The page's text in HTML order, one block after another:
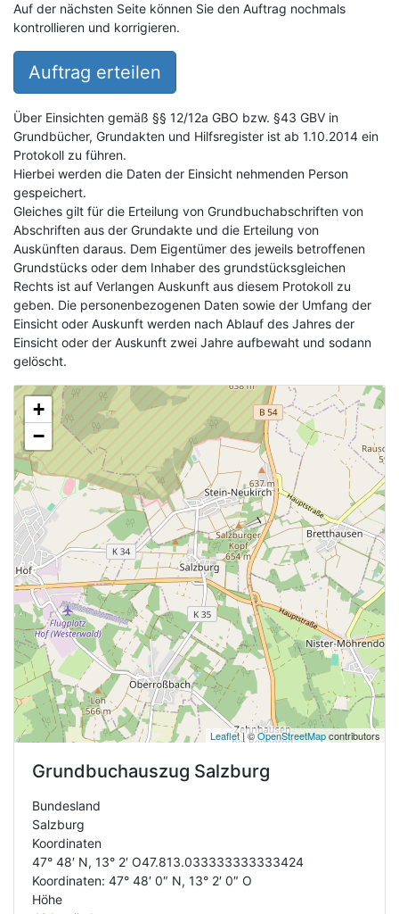
Auf der nächsten Seite können Sie den Auftrag nochmals
kontrollieren und korrigieren.
Auftrag erteilen
Über Einsichten gemäß §§ 12/12a GBO bzw. §43 GBV in
Grundbücher, Grundakten und Hilfsregister ist ab 1.10.2014 ein
Protokoll zu führen.
Hierbei werden die Daten der Einsicht nehmenden Person
gespeichert.
Gleiches gilt für die Erteilung von Grundbuchabschriften von
Abschriften aus der Grundakte und die Erteilung von
Auskünften daraus. Dem Eigentümer des jeweils betroffenen
Grundstücks oder dem Inhaber des grundstücksgleichen
Rechts ist auf Verlangen Auskunft aus diesem Protokoll zu
geben. Die personenbezogenen Daten sowie der Umfang der
Einsicht oder Auskunft werden nach Ablauf des Jahres der
Einsicht oder der Auskunft zwei Jahre aufbewaht und sodann
gelöscht.
+
−
Leaflet| ©OpenStreetMapcontributors
Grundbuchauszug Salzburg
Bundesland
Salzburg
Koordinaten
47° 48′ N, 13° 2′ O47.813.033333333333424
Koordinaten: 47° 48′ 0″ N, 13° 2′ 0″ O
Höhe